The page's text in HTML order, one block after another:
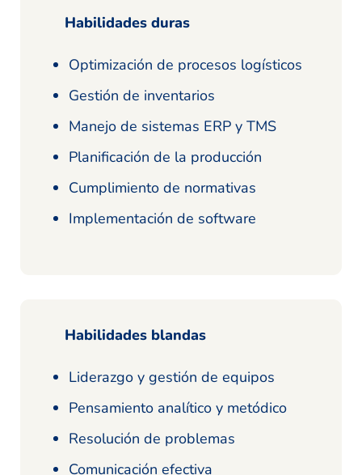
Habilidades duras
Optimización de procesos logísticos
Gestión de inventarios
Manejo de sistemas ERP y TMS
Planificación de la producción
Cumplimiento de normativas
Implementación de software
Habilidades blandas
Liderazgo y gestión de equipos
Pensamiento analítico y metódico
Resolución de problemas
Comunicación efectiva